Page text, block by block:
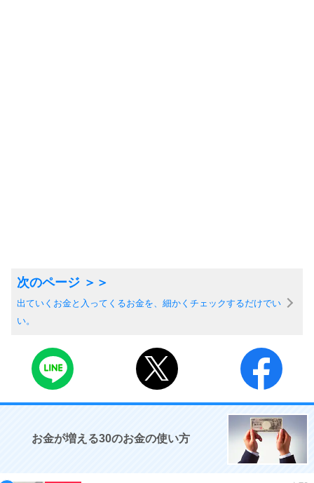
出ていくお金と入ってくるお金を、細かくチェックするだけでい
い。
お金が増える30のお金の使い方